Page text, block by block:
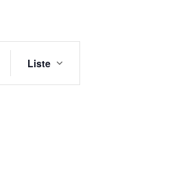
Ansichten-
Navigation
Liste